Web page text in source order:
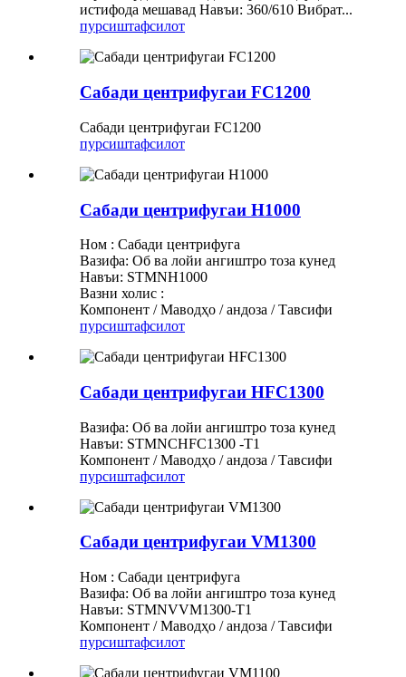
истифода мешавад Навъи: 360/610 Вибрат...
пурсиштафсилот
Сабади центрифугаи FC1200
Сабади центрифугаи FC1200
пурсиштафсилот
Сабади центрифугаи H1000
Ном : Сабади центрифуга
Вазифа: Об ва лойи ангиштро тоза кунед
Навъи: STMNH1000
Вазни холис :
Компонент / Маводҳо / андоза / Тавсифи
пурсиштафсилот
Сабади центрифугаи HFC1300
Вазифа: Об ва лойи ангиштро тоза кунед
Навъи: STMNCHFC1300 -T1
Компонент / Маводҳо / андоза / Тавсифи
пурсиштафсилот
Сабади центрифугаи VM1300
Ном : Сабади центрифуга
Вазифа: Об ва лойи ангиштро тоза кунед
Навъи: STMNVVM1300-T1
Компонент / Маводҳо / андоза / Тавсифи
пурсиштафсилот